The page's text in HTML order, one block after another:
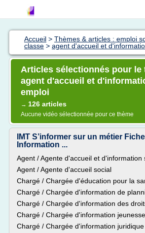
Accueil > Thèmes & articles : emploi
classe > agent d'accueil et
Articles sélectionnés pour le
agent d'accueil et
emploi
→ 126 articles
Aucune vidéo sélectionnée pour ce thème
IMT S’informer sur un métier
Information ...
Agent / Agente d'accueil et d'information
Agent / Agente d'accueil social
Chargé / Chargée d'éducation pour la
Chargé / Chargée d'information de
Chargé / Chargée d'information des
Chargé / Chargée d'information jeunesse
Chargé / Chargée d'information